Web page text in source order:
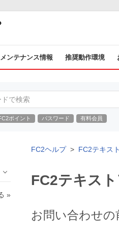
ンテナンス情報 推奨動作環境
ポイント パスワード 有料会員
FC2ヘルプ FC2テキス
FC2テキス
お問い合わせの
»